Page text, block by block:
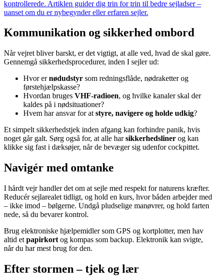
kontrollerede. Artiklen guider dig trin for trin til bedre sejladser –
uanset om du er nybegynder eller erfaren sejler.
Kommunikation og sikkerhed ombord
Når vejret bliver barskt, er det vigtigt, at alle ved, hvad de skal gøre.
Gennemgå sikkerhedsprocedurer, inden I sejler ud:
Hvor ernødudstyr som redningsflåde, nødraketter og
førstehjælpskasse?
Hvordan bruges VHF-radioen, og hvilke kanaler skal der
kaldes på i nødsituationer?
Hvem har ansvar for at styre, navigere og holde udkig?
Et simpelt sikkerhedstjek inden afgang kan forhindre panik, hvis
noget går galt. Sørg også for, at alle harsikkerhedsliner og kan
klikke sig fast i dæksøjer, når de bevæger sig udenfor cockpittet.
Navigér med omtanke
I hårdt vejr handler det om at sejle med respekt for naturens kræfter.
Reducér sejlarealet tidligt, og hold en kurs, hvor båden arbejder med
– ikke imod – bølgerne. Undgå pludselige manøvrer, og hold farten
nede, så du bevarer kontrol.
Brug elektroniske hjælpemidler som GPS og kortplotter, men hav
altid et papirkort og kompas som backup. Elektronik kan svigte,
når du har mest brug for den.
Efter stormen – tjek og lær